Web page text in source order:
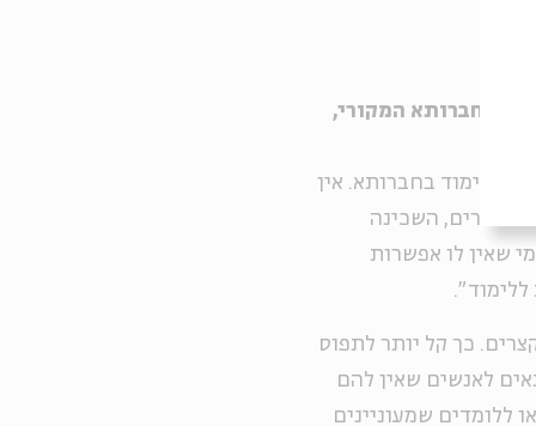
החברותא המקורי,
ללימוד בחברותא. אין
הדברים, השכינה
שאין לו אפשרות
ללימוד".
כך קל יותר לתפוס
לאנשים שאין להם
ללומדים שמעוניינים